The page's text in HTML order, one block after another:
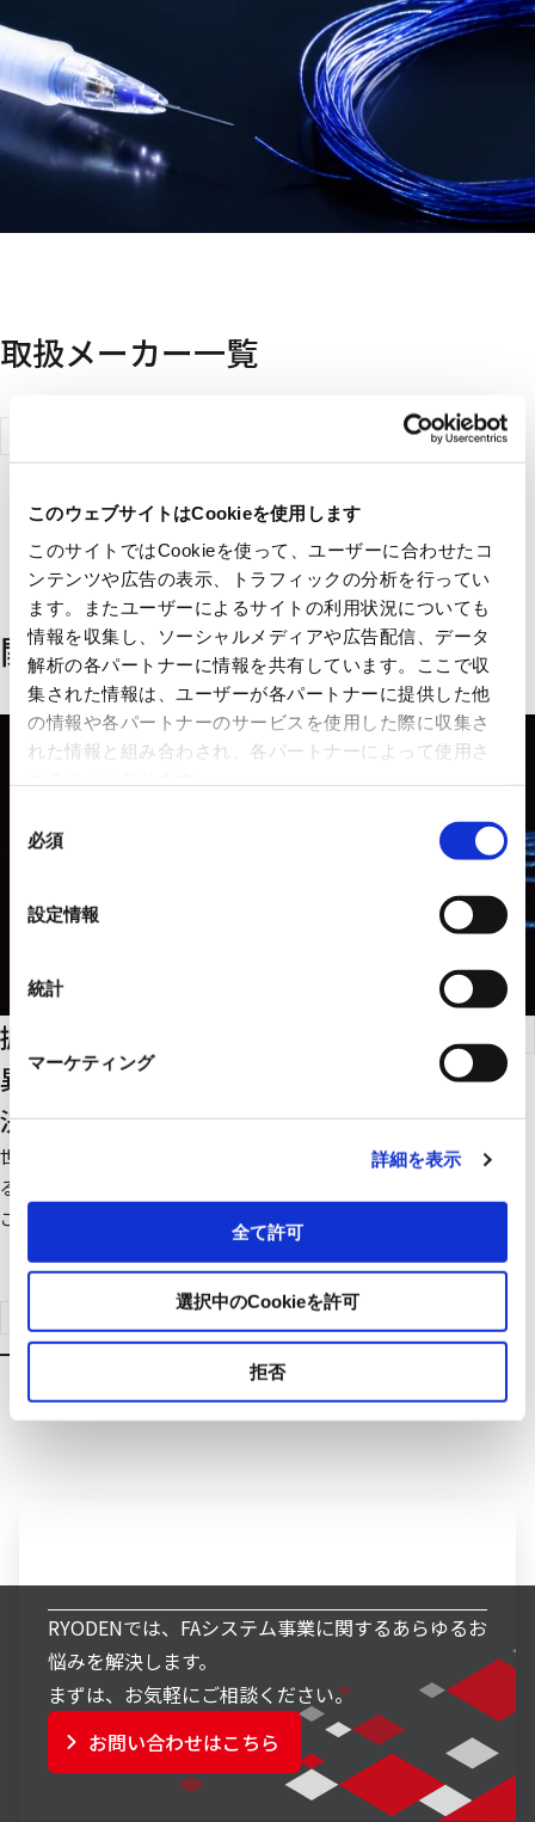
このウェブサイトはCookieを使用します
このサイトではCookieを使って、ユーザーに合わせたコ
ンテンツや広告の表示、トラフィックの分析を行ってい
ます。またユーザーによるサイトの利用状況についても
情報を収集し、ソーシャルメディアや広告配信、データ
解析の各パートナーに情報を共有しています。ここで収
集された情報は、ユーザーが各パートナーに提供した他
の情報や各パートナーのサービスを使用した際に収集さ
れた情報と組み合わされ、各パートナーによって使用さ
必須
設定情報
統計
マーケティング
詳細を表示
全て許可
選択中のCookieを許可
拒否
取扱メーカー一覧
サー技研株
式会社
関連するソリューション
振動センシング＋データ活用の導入で、
異状を発見・分析して多種多様な課題解
決をサポート
世界トップレベルの性能を持つ振動センサーやデータを可視化す
るロガー、さらにAIで分析するツールにてあらゆる課題の解決を
ご支援します。
ソリューション検索はこちらへ
RYODENでは、FAシステム事業に関するあらゆるお
悩みを解決します。
まずは、お気軽にご相談ください。
お問い合わせはこちら